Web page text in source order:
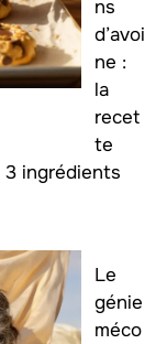
ns
d’avoi
ne :
la
recet
te
ingrédients
Le
génie
méco